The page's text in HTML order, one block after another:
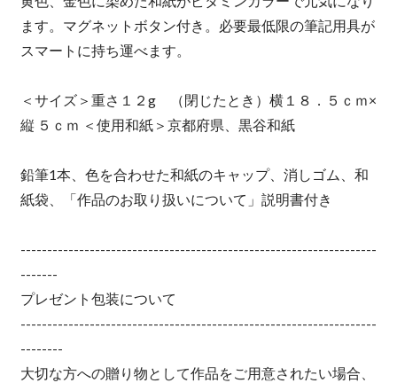
ます。マグネットボタン付き。必要最低限の筆記用具が
スマートに持ち運べます。
＜サイズ＞重さ１２g （閉じたとき）横１８．５ｃｍ×
縦 ５ｃｍ ＜使用和紙＞京都府県、黒谷和紙
鉛筆1本、色を合わせた和紙のキャップ、消しゴム、和
紙袋、「作品のお取り扱いについて」説明書付き
-------------------------------------------------------------------
-------
プレゼント包装について
-------------------------------------------------------------------
--------
大切な方への贈り物として作品をご用意されたい場合、